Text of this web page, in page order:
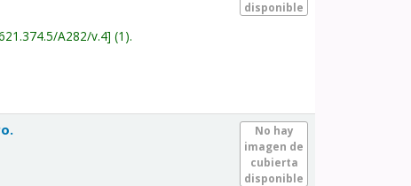
disponible
A282/v.4 (1).
No hay
imagen de
cubierta
disponible